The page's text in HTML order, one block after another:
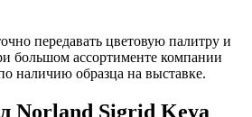
передавать цветовую палитру и
большом ассортименте компании
наличию образца на выставке.
Norland Sigrid Keya